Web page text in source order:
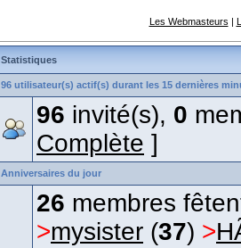
Les Webmasteurs |
Statistiques
96 utilisateur(s) actif(s) durant les 15 dernières
96 invité(s), 0
Complète ]
Anniversaires du jour
26 membres
>mysister (37) >